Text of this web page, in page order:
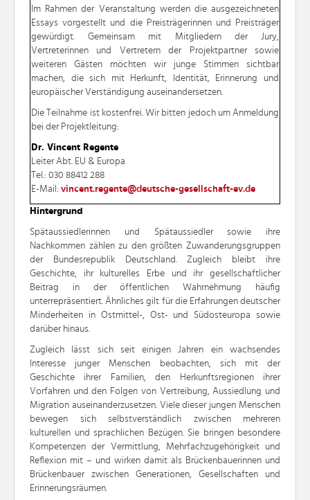
Im Rahmen der Veranstaltung werden die ausgezeichneten
Essays vorgestellt und die Preisträgerinnen und Preisträger
gewürdigt. Gemeinsam mit Mitgliedern der Jury,
Vertreterinnen und Vertretern der Projektpartner sowie
weiteren Gästen möchten wir junge Stimmen sichtbar
machen, die sich mit Herkunft, Identität, Erinnerung und
europäischer Verständigung auseinandersetzen.
Die Teilnahme ist kostenfrei. Wir bitten jedoch um Anmeldung
bei der Projektleitung:
Dr. Vincent Regente
Leiter Abt. EU & Europa
Tel.: 030 88412 288
E-Mail:
Hintergrund
Spätaussiedlerinnen und Spätaussiedler sowie ihre
Nachkommen zählen zu den größten Zuwanderungsgruppen
der Bundesrepublik Deutschland. Zugleich bleibt ihre
Geschichte, ihr kulturelles Erbe und ihr gesellschaftlicher
Beitrag in der öffentlichen Wahrnehmung häufig
unterrepräsentiert. Ähnliches gilt für die Erfahrungen deutscher
Minderheiten in Ostmittel-, Ost- und Südosteuropa sowie
darüber hinaus.
Zugleich lässt sich seit einigen Jahren ein wachsendes
Interesse junger Menschen beobachten, sich mit der
Geschichte ihrer Familien, den Herkunftsregionen ihrer
Vorfahren und den Folgen von Vertreibung, Aussiedlung und
Migration auseinanderzusetzen. Viele dieser jungen Menschen
bewegen sich selbstverständlich zwischen mehreren
kulturellen und sprachlichen Bezügen. Sie bringen besondere
Kompetenzen der Vermittlung, Mehrfachzugehörigkeit und
Reflexion mit – und wirken damit als Brückenbauerinnen und
Brückenbauer zwischen Generationen, Gesellschaften und
Erinnerungsräumen.